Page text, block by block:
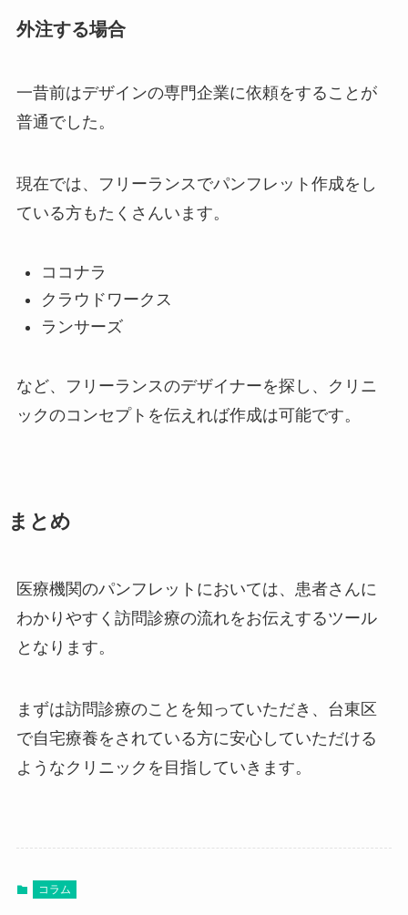
外注する場合
一昔前はデザインの専門企業に依頼をすることが
普通でした。
現在では、フリーランスでパンフレット作成をし
ている方もたくさんいます。
ココナラ
クラウドワークス
ランサーズ
など、フリーランスのデザイナーを探し、クリニ
ックのコンセプトを伝えれば作成は可能です。
まとめ
医療機関のパンフレットにおいては、患者さんに
わかりやすく訪問診療の流れをお伝えするツール
となります。
まずは訪問診療のことを知っていただき、台東区
で自宅療養をされている方に安心していただける
ようなクリニックを目指していきます。
コラム